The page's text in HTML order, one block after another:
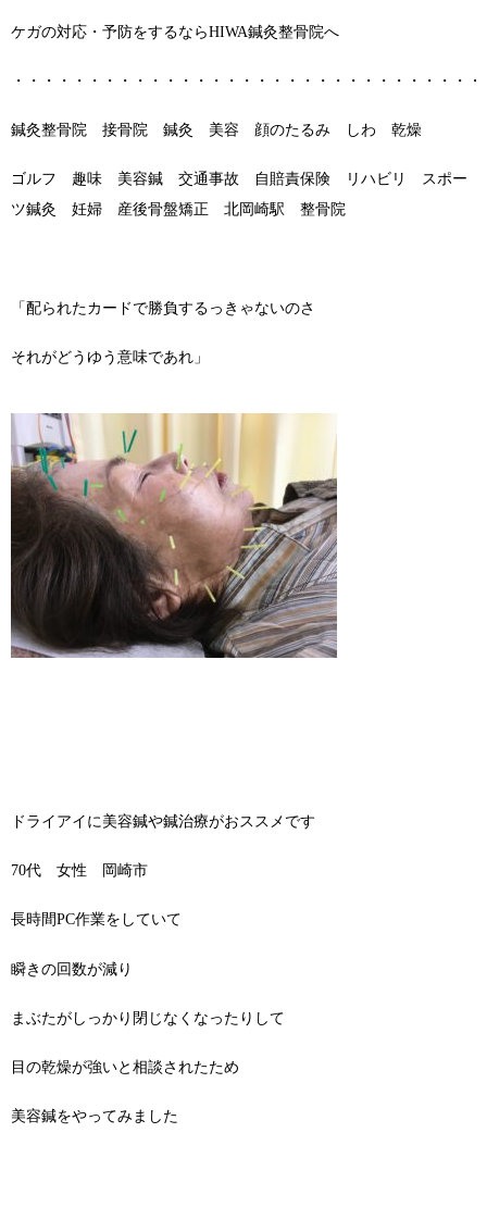
ケガの対応・予防をするならHIWA鍼灸整骨院へ
・・・・・・・・・・・・・・・・・・・・・・・・・・・・・・
鍼灸整骨院 接骨院 鍼灸 美容 顔のたるみ しわ 乾燥
ゴルフ 趣味 美容鍼 交通事故 自賠責保険 リハビリ スポー
ツ鍼灸 妊婦 産後骨盤矯正 北岡崎駅 整骨院
「配られたカードで勝負するっきゃないのさ
それがどうゆう意味であれ」
ドライアイに美容鍼や鍼治療がおススメです
70代 女性 岡崎市
長時間PC作業をしていて
瞬きの回数が減り
まぶたがしっかり閉じなくなったりして
目の乾燥が強いと相談されたため
美容鍼をやってみました